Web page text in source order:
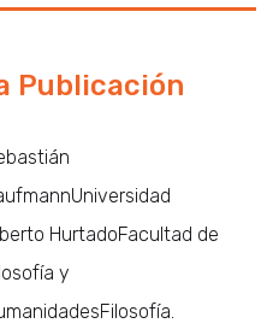
Publicación
HurtadoFacultad de
y